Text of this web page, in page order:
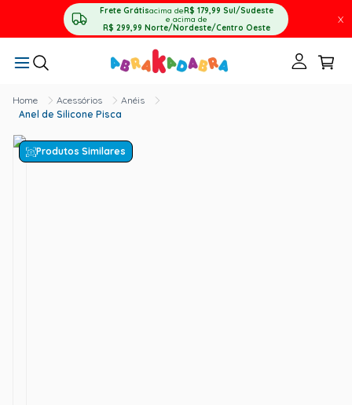
Frete Grátisacima deR$ 179,99 Sul/Sudeste
e acima de
R$ 299,99 Norte/Nordeste/Centro Oeste
X
Acessórios
Anéis
Anel de Silicone Pisca
Produtos Similares